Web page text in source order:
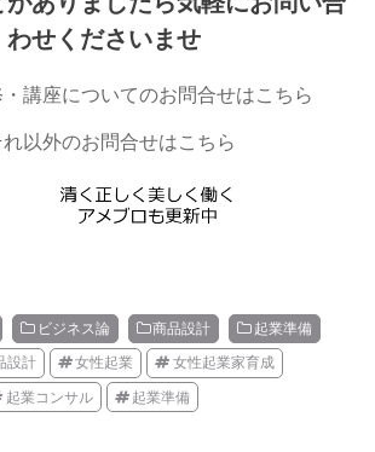
わせくださいませ
講座についてのお問合せはこちら
れ以外のお問合せはこちら
ビジネス論 商品設計 起業準備
設計 女性起業 女性起業家育成
起業コンサル 起業準備